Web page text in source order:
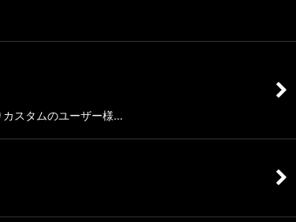
カスタムのユーザー様…